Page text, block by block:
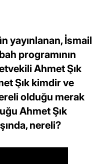
yayınlanan, İsmail
programının
Ahmet Şık
Şık kimdir ve
olduğu merak
Ahmet Şık
nereli?